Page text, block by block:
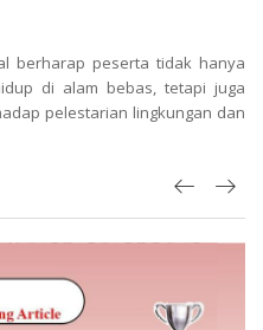
berharap peserta tidak hanya
di alam bebas, tetapi juga
pelestarian lingkungan dan